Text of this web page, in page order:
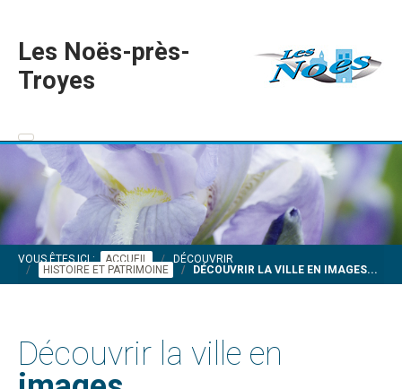
Les Noës-près-
Troyes
VOUS ÊTES ICI : ACCUEIL
DÉCOUVRIR
HISTOIRE ET PATRIMOINE
DÉCOUVRIR LA VILLE EN IMAGES...
Découvrir la ville en